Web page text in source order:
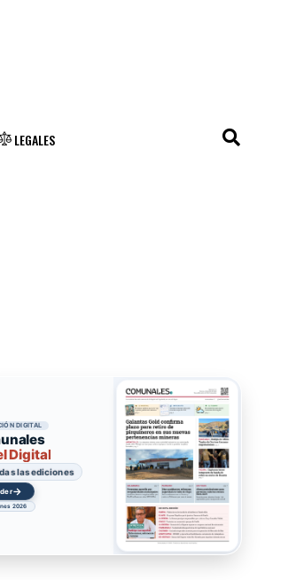
LEGALES
DIGITAL
Digital
las ediciones
→
2026